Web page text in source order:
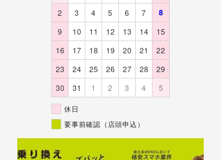
2
3 4 5 6 7 8
9 10 11 12 13 14
15
16
17 18 19 20 21
22
23
24 25 26 27 28
29
30
31 1 2 3 4 5
休日
要事前確認（店頭申込）